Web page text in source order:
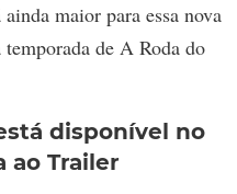
maior para essa nova
temporada de A Roda do
disponível no
ao Trailer